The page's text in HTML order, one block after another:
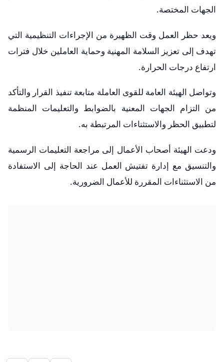
الجهات المختصة.
ويعد حظر العمل وقت الظهيرة من الإجراءات التنظيمية التي
تهدف إلى تعزيز السلامة المهنية وحماية العاملين خلال فترات
ارتفاع درجات الحرارة.
وتواصل الهيئة العامة للقوى العاملة متابعة تنفيذ القرار والتأكد
من التزام الجهات المعنية بالضوابط والتعليمات المنظمة
لتطبيق الحظر والاستثناءات المرتبطة به.
ودعت الهيئة أصحاب الأعمال إلى مراجعة التعليمات الرسمية
والتنسيق مع إدارة تفتيش العمل عند الحاجة إلى الاستفادة
من الاستثناءات المقررة للأعمال الضرورية.